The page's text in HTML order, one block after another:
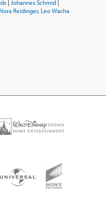
| Johannes Schmid|
Nora Reidinger, Leo Wacha